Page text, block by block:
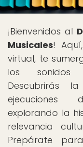
¡Bienvenidos al
Musicales!
virtual, te
los sonidos
Descubrirás
ejecuciones
explorando la
relevancia
Prepárate